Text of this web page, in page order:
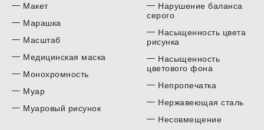
Макет
Марашка
Масштаб
Медицинская маска
Монохромность
Муар
Муаровый рисунок
Нарушение баланса
серого
Насыщенность цвета
рисунка
Насыщенность
цветового фона
Непропечатка
Нержавеющая сталь
Несовмещение